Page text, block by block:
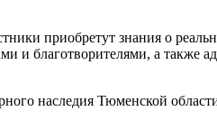
приобретут знания о
и благотворителями, а также
наследия Тюменской